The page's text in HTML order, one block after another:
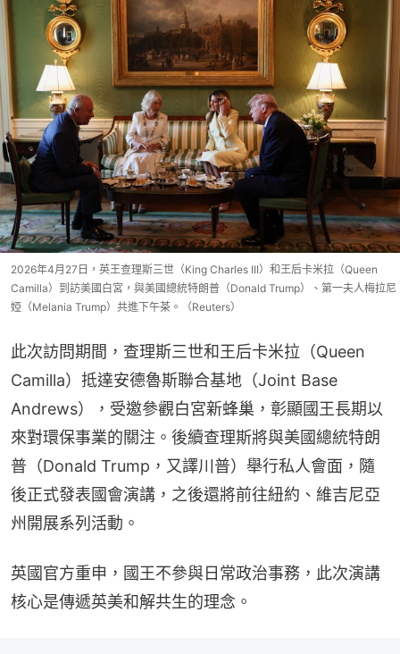
2026年4月27日，英王查理斯三世（King Charles III）和王后卡米拉（Queen
Camilla）到訪美國白宮，與美國總統特朗普（Donald Trump）、第一夫人梅拉尼
婭（Melania Trump）共進下午茶。（Reuters）
此次訪問期間，查理斯三世和王后卡米拉（Queen
Camilla）抵達安德魯斯聯合基地（Joint Base
Andrews），受邀參觀白宮新蜂巢，彰顯國王長期以
來對環保事業的關注。後續查理斯將與美國總統特朗
普（Donald Trump，又譯川普）舉行私人會面，隨
後正式發表國會演講，之後還將前往紐約、維吉尼亞
州開展系列活動。
英國官方重申，國王不參與日常政治事務，此次演講
核心是傳遞英美和解共生的理念。